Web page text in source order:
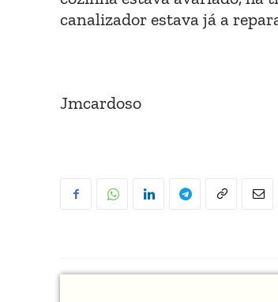
canalizador estava já a
Jmcardoso